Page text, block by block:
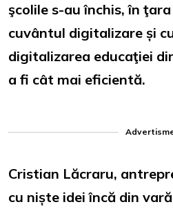
şcolile s-au închis, în
cuvântul digitalizare și
digitalizarea educaţiei
a fi cât mai eficientă.
Cristian Lăcraru,
cu niște idei încă din